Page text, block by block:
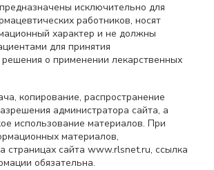
исключительно для
работников, носят
характер и не должны
для принятия
решения о применении лекарственных
копирование, распространение
администратора сайта, а
использование материалов. При
материалов,
страницах сайта www.rlsnet.ru, ссылка
обязательна.